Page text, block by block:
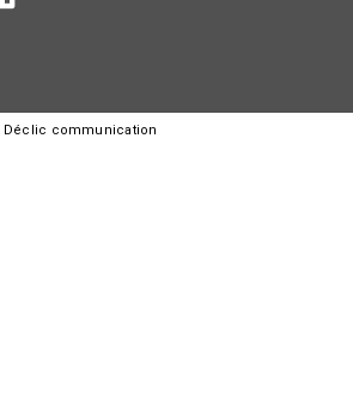
Déclic communication